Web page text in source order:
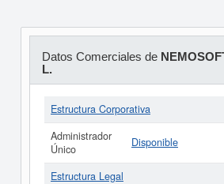
Datos Comerciales de
L.
Estructura Corporativa
Administrador
Único
Disponible
Estructura Legal